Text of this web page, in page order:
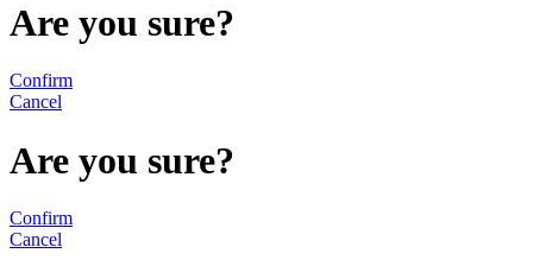
Are you sure?
Confirm
Cancel
Are you sure?
Confirm
Cancel